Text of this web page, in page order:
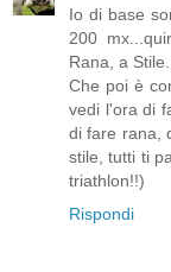
Io di base
200
Rana, a
Che poi è
vedi l'ora di
di fare rana,
stile, tutti ti
triathlon!!)
Rispondi